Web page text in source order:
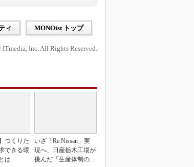
ィ MONOist トップ
Inc. All Rights Reserved.
つくりた
できる環
は
いざ「Re:Nissan」実
現へ、日産栃木工場が
挑んだ「生産体制の比